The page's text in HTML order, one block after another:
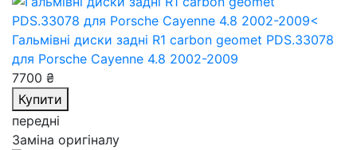
Гальмівні диски задні R1 carbon geomet PDS.33078
для Porsche Cayenne 4.8 2002-2009
7700 ₴
Купити
передні
Заміна оригіналу